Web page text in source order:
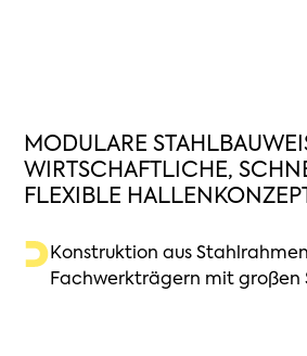
MODULARE
WIRTSCHAFTLICHE,
FLEXIBLE
Konstruktion aus
Fachwerkträgern mit großen